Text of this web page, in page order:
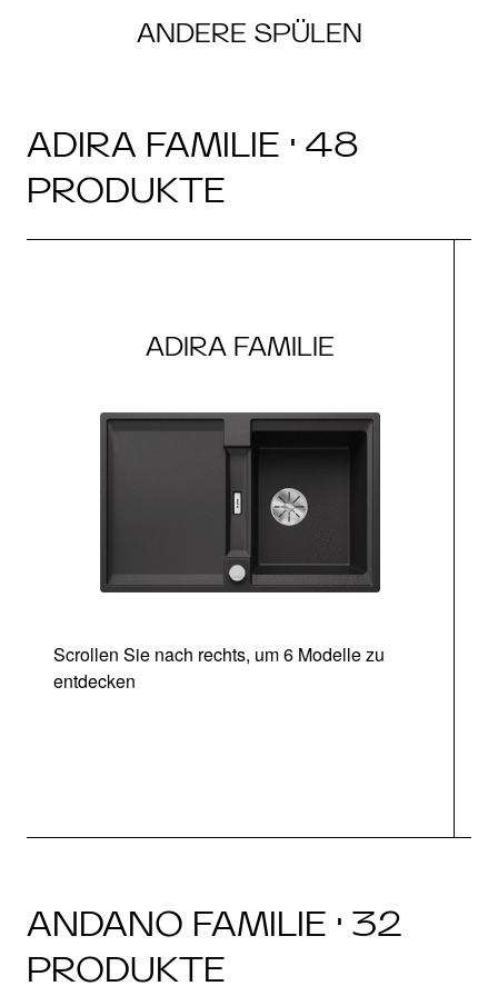
ANDERE SPÜLEN
ADIRA FAMILIE · 48
PRODUKTE
ADIRA FAMILIE
Scrollen Sie nach rechts, um 6 Modelle zu
entdecken
ANDANO FAMILIE · 32
PRODUKTE